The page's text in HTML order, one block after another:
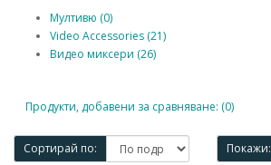
Мултивю (0)
Video Accessories (21)
Видео миксери (26)
Продукти, добавени за сравняване: (0)
Сортирай по: Покажи: